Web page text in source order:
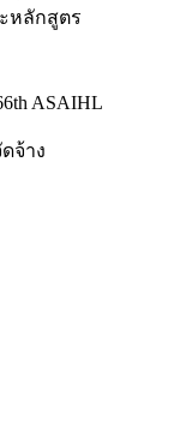
หลักสูตร
ASAIHL
จ้าง